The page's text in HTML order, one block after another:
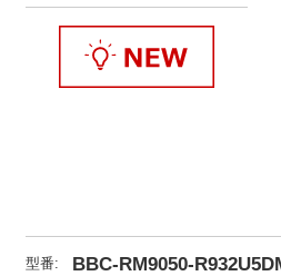
型番: BBC-RM9050-